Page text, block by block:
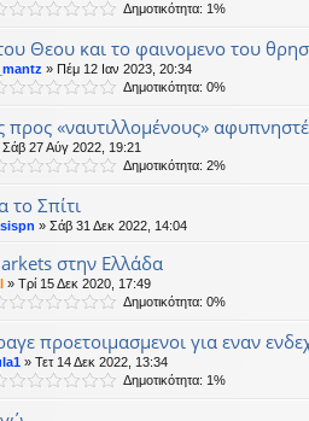
Δημοτικότητα: 1%
Θεου και το φαινομενο του
» Πέμ 12 Ιαν 2023, 20:34
Δημοτικότητα: 0%
προς «ναυτιλλομένους»
Σάβ 27 Αύγ 2022, 19:21
Δημοτικότητα: 2%
το Σπίτι
» Σάβ 31 Δεκ 2022, 14:04
στην Ελλάδα
» Τρί 15 Δεκ 2020, 17:49
Δημοτικότητα: 0%
προετοιμασμενοι για εναν
» Τετ 14 Δεκ 2022, 13:34
Δημοτικότητα: 1%